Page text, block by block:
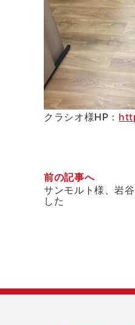
クラシオ様HP：
前の記事へ
サンモルト様、岩
した